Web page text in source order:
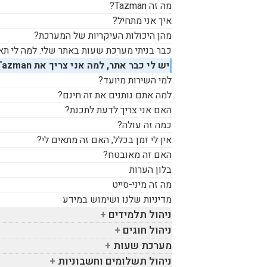
מה זהTazman
?
איך אני מתחיל?
מהן היכולות העיקריות של המערכת?
כבר בניתי מערכת שעות באתר שלי. למה לי
יש לי כבר אתר, למה אני צריך את
למי השירות מיועד?
למה אתם נותנים את זה חינם?
האם אני צריך לדעת לתכנת?
כמה זה עולה?
אין לי זמן בכלל, האם זה מתאים לי?
האם זה מאובטח?
בלון הערות
מה זה מיני-סייט
מדיניות שלנו ושימוש במידע
ניהול תלמידים
ניהול חוגים
מערכת שעות
ניהול תשלומים וחשבוניות